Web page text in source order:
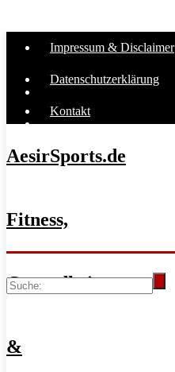
Impressum & Disclaimer
Datenschutzerklärung
Kontakt
AesirSports.de
Fitness,
Gesundheit
&